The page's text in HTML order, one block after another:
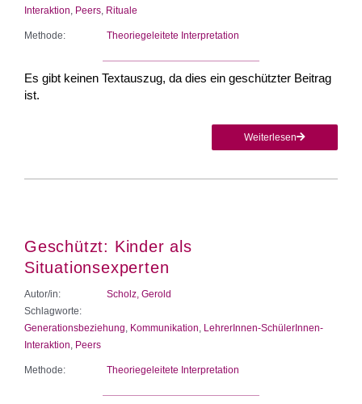
Interaktion Peers Rituale
Methode: Theoriegeleitete Interpretation
Es gibt keinen Textauszug, da dies ein geschützter Beitrag
ist.
Weiterlesen
Geschützt: Kinder als
Situationsexperten
Autor/in:
Scholz, Gerold
Schlagworte:
Generationsbeziehung Kommunikation LehrerInnen-SchülerInnen-
Interaktion Peers
Methode: Theoriegeleitete Interpretation